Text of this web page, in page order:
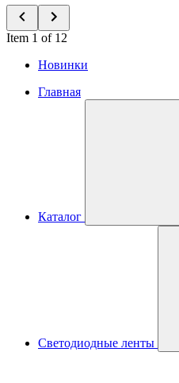
Item 1 of 12
Новинки
Главная
Каталог
Светодиодные ленты